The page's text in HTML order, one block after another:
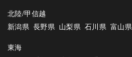
北陸/甲信越
新潟県 長野県 山梨県 石川県 富山県
東海